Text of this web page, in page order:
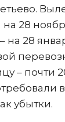
28
на 28
– почти
убытки.